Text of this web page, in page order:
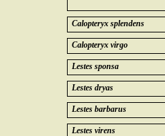
Calopteryx splendens
Calopteryx virgo
Lestes sponsa
Lestes dryas
Lestes barbarus
Lestes virens